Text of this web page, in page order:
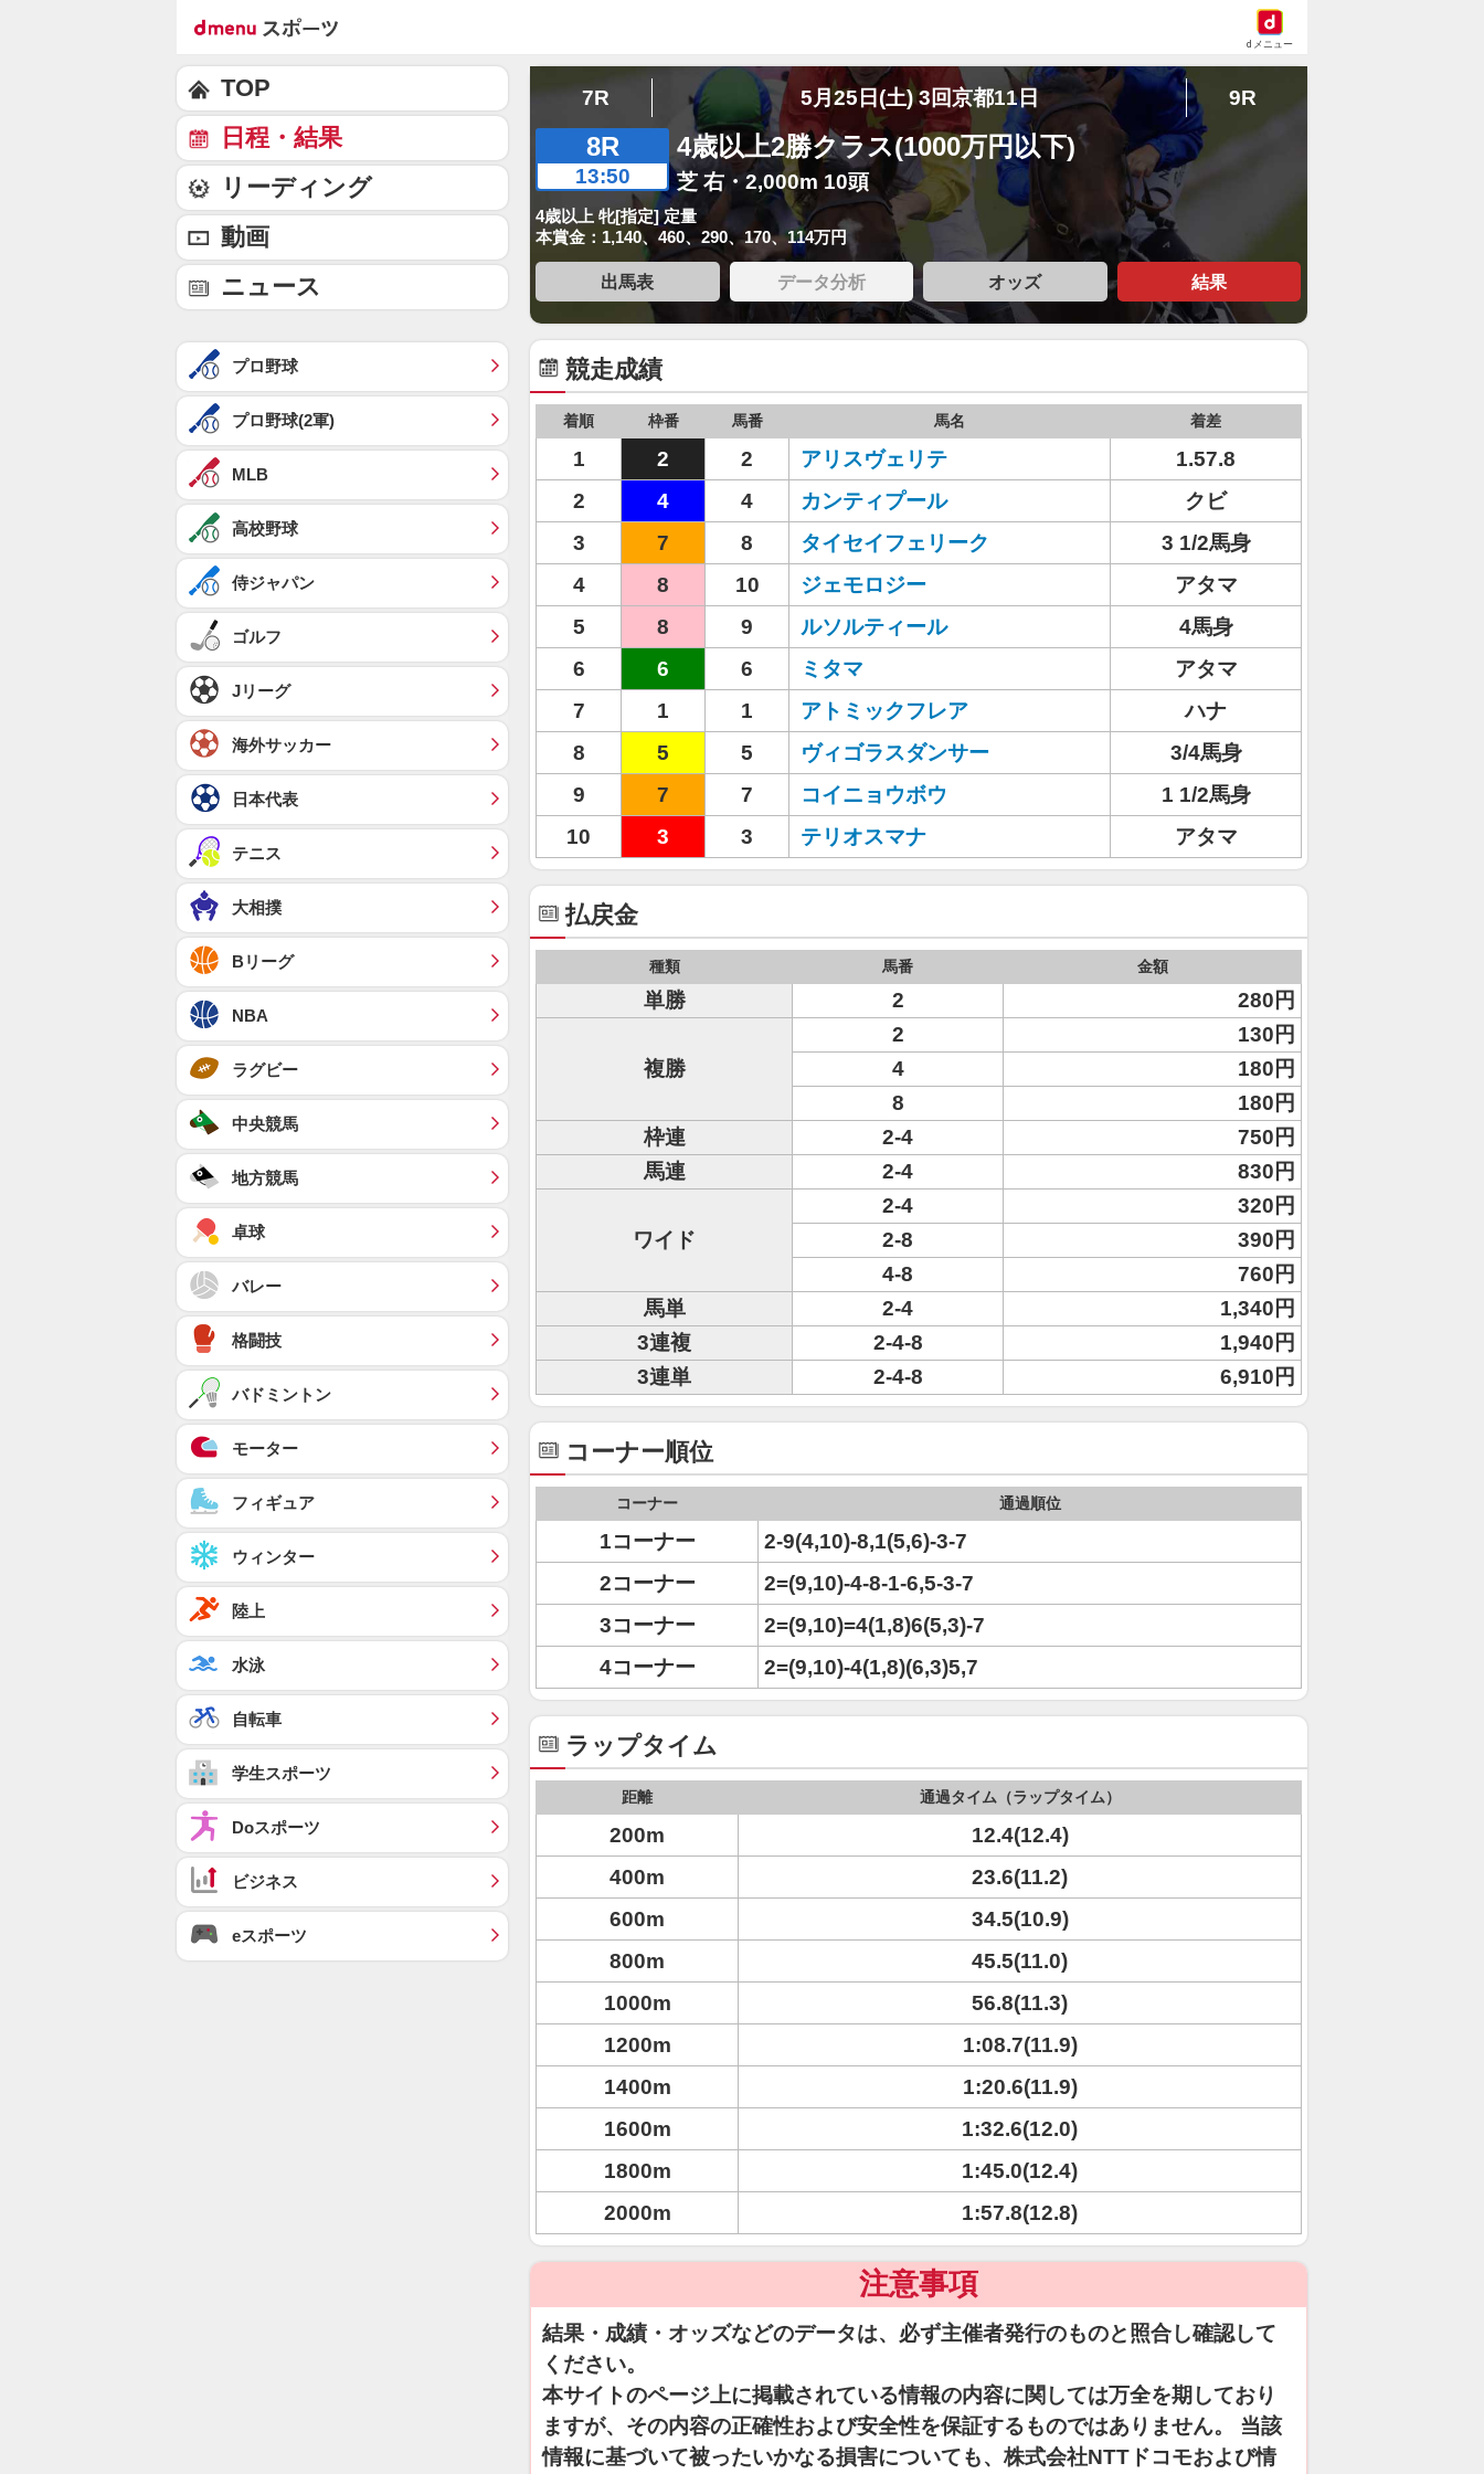
dメニュー
7R 5月25日(土) 3回京都11日 9R
8R
13:50
4歳以上2勝クラス(1000万円以下)
芝 右・2,000m 10頭
4歳以上 牝[指定] 定量
本賞金：1,140、460、290、170、114万円
出馬表 データ分析 オッズ 結果
競走成績
着順 枠番 馬番 馬名 着差
1 2 2 アリスヴェリテ
1.57.8
2
4 4 カンティプール
クビ
3
7 8 タイセイフェリーク
3 1/2馬身
4
8 10 ジェモロジー
アタマ
5
8 9 ルソルティール
4馬身
6
6 6 ミタマ
アタマ
7
1 1 アトミックフレア
ハナ
8
5 5 ヴィゴラスダンサー
3/4馬身
9
7 7 コイニョウボウ
1 1/2馬身
10
3 3 テリオスマナ アタマ
払戻金
種類 馬番 金額
単勝 2 280円
複勝
2
130円
4
180円
8
180円
枠連
2-4
750円
馬連
2-4 830円
ワイド
2-4
320円
2-8
390円
4-8
760円
馬単
2-4
1,340円
3連複
2-4-8
1,940円
3連単
2-4-8 6,910円
コーナー順位
コーナー 通過順位
1コーナー
2-9(4,10)-8,1(5,6)-3-7
2コーナー
2=(9,10)-4-8-1-6,5-3-7
3コーナー
2=(9,10)=4(1,8)6(5,3)-7
4コーナー
2=(9,10)-4(1,8)(6,3)5,7
ラップタイム
距離 通過タイム（ラップタイム）
200m
12.4(12.4)
400m
23.6(11.2)
600m
34.5(10.9)
800m
45.5(11.0)
1000m
56.8(11.3)
1200m
1:08.7(11.9)
1400m
1:20.6(11.9)
1600m
1:32.6(12.0)
1800m
1:45.0(12.4)
2000m
1:57.8(12.8)
注意事項
結果・成績・オッズなどのデータは、必ず主催者発行のものと照合し確認して
ください。
本サイトのページ上に掲載されている情報の内容に関しては万全を期しており
ますが、その内容の正確性および安全性を保証するものではありません。 当該
情報に基づいて被ったいかなる損害についても、株式会社NTTドコモおよび情
TOP
日程・結果
リーディング
動画
ニュース
プロ野球
プロ野球(2軍)
MLB
高校野球
侍ジャパン
ゴルフ
Jリーグ
海外サッカー
日本代表
テニス
大相撲
Bリーグ
NBA
ラグビー
中央競馬
地方競馬
卓球
バレー
格闘技
バドミントン
モーター
フィギュア
ウィンター
陸上
水泳
自転車
学生スポーツ
Doスポーツ
ビジネス
eスポーツ